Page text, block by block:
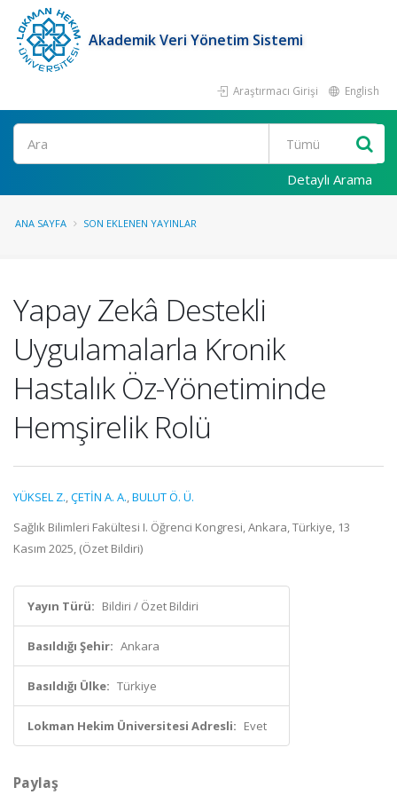
Akademik Veri Yönetim Sistemi
Araştırmacı Girişi English
Ara
Detaylı Arama
ANA SAYFA SON EKLENEN YAYINLAR
Yapay Zekâ Destekli
Uygulamalarla Kronik
Hastalık Öz-Yönetiminde
Hemşirelik Rolü
YÜKSEL Z.,ÇETİN A. A.,BULUT Ö. Ü.
Sağlık Bilimleri Fakültesi I. Öğrenci Kongresi, Ankara, Türkiye, 13
Kasım 2025, (Özet Bildiri)
Yayın Türü: Bildiri / Özet Bildiri
Basıldığı Şehir: Ankara
Basıldığı Ülke: Türkiye
Lokman Hekim Üniversitesi Adresli: Evet
Paylaş